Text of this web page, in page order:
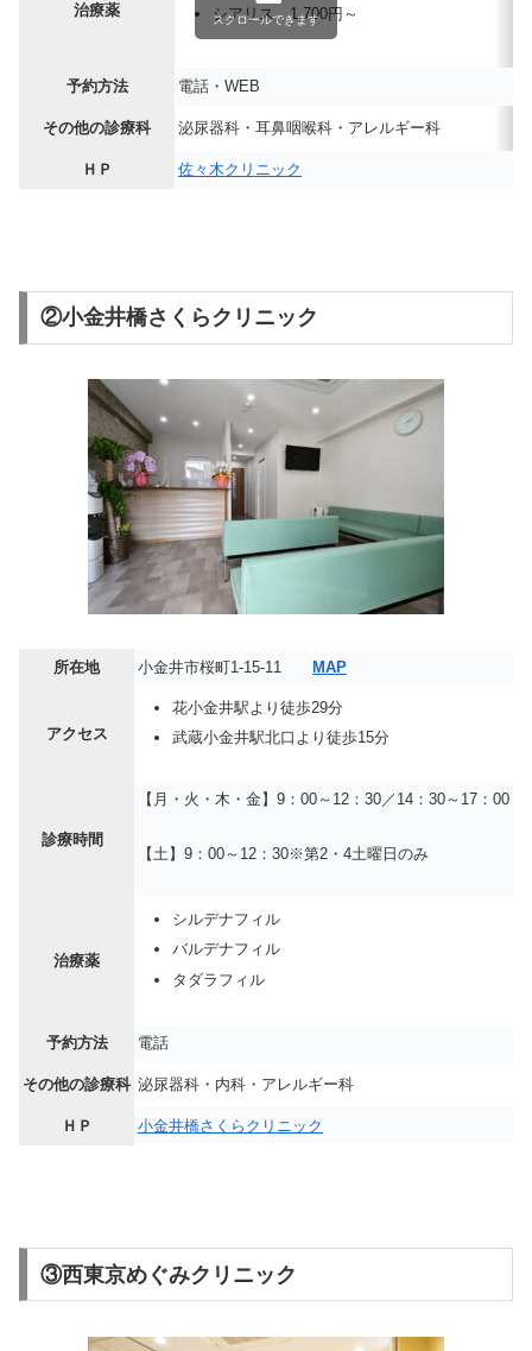
治療薬
シアリス 1,700円～
予約方法 電話・WEB
その他の診療科 泌尿器科・耳鼻咽喉科・アレルギー科
ＨＰ 佐々木クリニック
スクロールできます
②小金井橋さくらクリニック
所在地 小金井市桜町1-15-11 MAP
アクセス
花小金井駅より徒歩29分
武蔵小金井駅北口より徒歩15分
診療時間
【月・火・木・金】9：00～12：30／14：30～17：00
【土】9：00～12：30※第2・4土曜日のみ
治療薬
シルデナフィル
バルデナフィル
タダラフィル
予約方法 電話
その他の診療科 泌尿器科・内科・アレルギー科
ＨＰ 小金井橋さくらクリニック
③西東京めぐみクリニック